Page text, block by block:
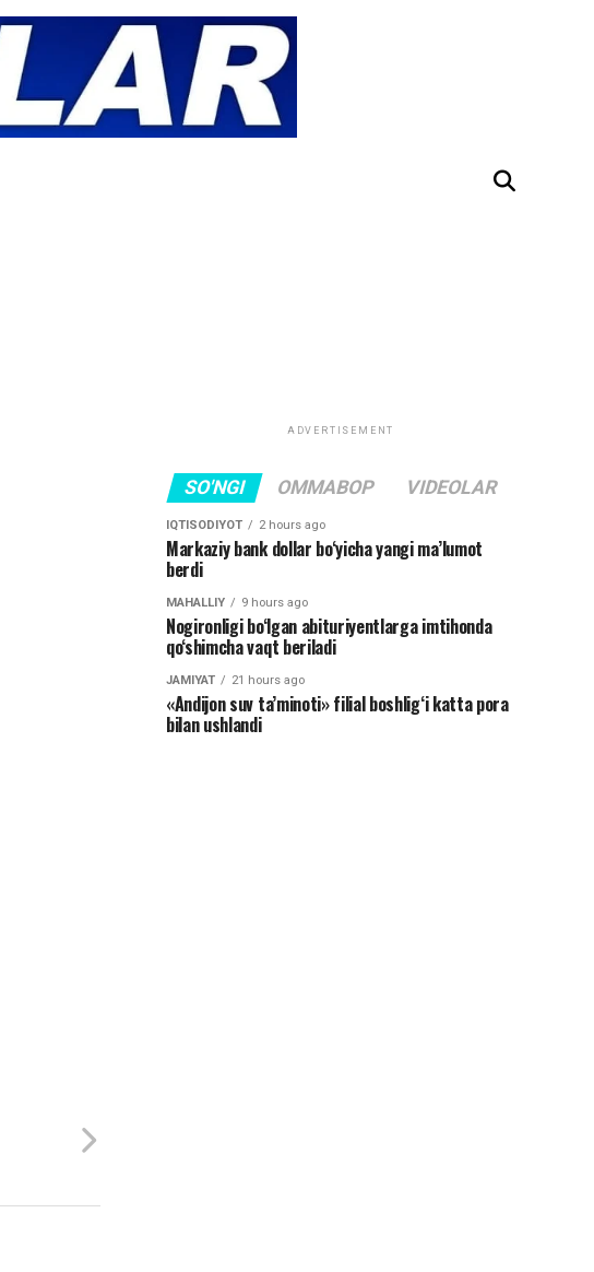
ADVERTISEMENT
SO'NGI OMMABOP VIDEOLAR
IQTISODIYOT 2 hours ago
Markaziy bank dollar bo‘yicha yangi ma’lumot
berdi
MAHALLIY 9 hours ago
Nogironligi bo‘lgan abituriyentlarga imtihonda
qo‘shimcha vaqt beriladi
JAMIYAT 21 hours ago
«Andijon suv ta’minoti» filial boshlig‘i katta pora
bilan ushlandi